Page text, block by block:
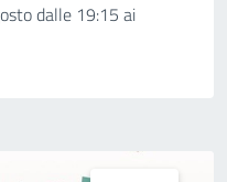
dalle 19:15 ai